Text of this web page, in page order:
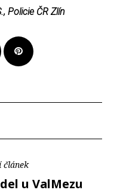
Policie ČR Zlín
článek
u ValMezu